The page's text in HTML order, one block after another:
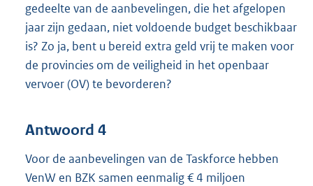
gedeelte van de aanbevelingen, die het afgelopen
jaar zijn gedaan, niet voldoende budget beschikbaar
is? Zo ja, bent u bereid extra geld vrij te maken voor
de provincies om de veiligheid in het openbaar
vervoer (OV) te bevorderen?
Antwoord 4
Voor de aanbevelingen van de Taskforce hebben
VenW en BZK samen eenmalig € 4 miljoen